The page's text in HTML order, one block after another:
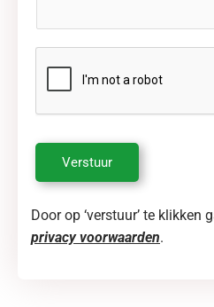
Verstuur
Door op ‘verstuur’ te klikken
privacy voorwaarden.